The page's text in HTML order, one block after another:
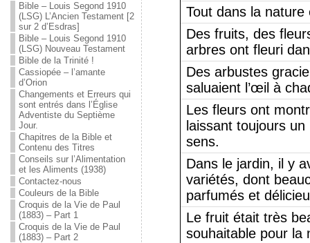
Bible – Louis Segond 1910
(LSG) L’Ancien Testament [2
sur 2 d’Esdras]
Bible – Louis Segond 1910
(LSG) Nouveau Testament
Bible de la Trinité !
Cassiopée – l’amante
d’Orion
Changements et Erreurs qui
sont entrés dans l’Église
Adventiste du Septième
Jour.
Chapitres de la Bible et
Contenu des Titres
Conseils sur l’Alimentation
et les Aliments (1938)
Contactez-nous
Couleurs de la Bible
Croquis de la Vie de Paul
(1883) – Part 1
Croquis de la Vie de Paul
(1883) – Part 2
Tout dans la
Des fruits, des
arbres ont fleuri
Des arbustes
saluaient l’œil à
Les fleurs ont
laissant toujours
sens.
Dans le jardin, il y
variétés, dont
parfumés et
Le fruit était très
souhaitable pour la